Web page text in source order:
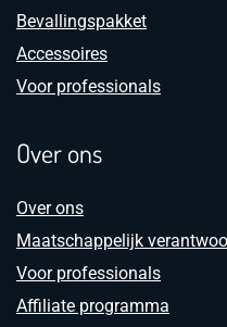
Bevallingspakket
Accessoires
Voor professionals
Over ons
Over ons
Maatschappelijk
Voor professionals
Affiliate programma